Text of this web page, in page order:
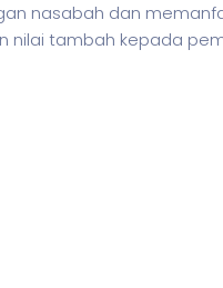
nasabah dan
nilai tambah kepada